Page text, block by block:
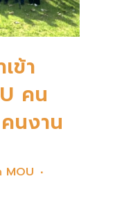
เข้า
คน
นงาน
MOU